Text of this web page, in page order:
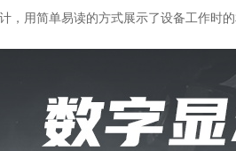
用简单易读的方式展示了设备工作时